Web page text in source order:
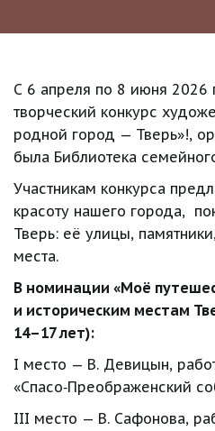
С 6 апреля по 8 июня 2026
творческий конкурс
родной город — Тверь»!,
была Библиотека
Участникам конкурса
красоту нашего города,
Тверь: её улицы,
места.
В номинации «Моё
и историческим местам
14–17 лет):
I место — В. Девицын,
«Спасо‑Преображенский
III место — В. Сафонова,